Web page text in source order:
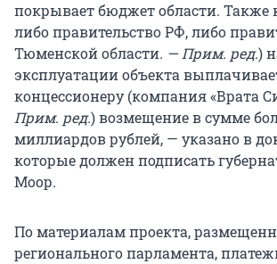
покрывает бюджет области. Также
либо правительство РФ, либо
Тюменской области. — Прим. ред.)
эксплуатации объекта
концессионеру (компания «Врата
Прим. ред.) возмещение в сумме
миллиардов рублей, — указано в
которые должен подписать
Моор.
По материалам проекта,
регионального парламента,